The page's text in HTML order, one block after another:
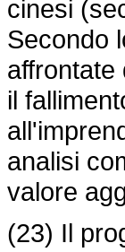
cinesi
Secondo
affrontate
il
analisi
valore
(23) Il